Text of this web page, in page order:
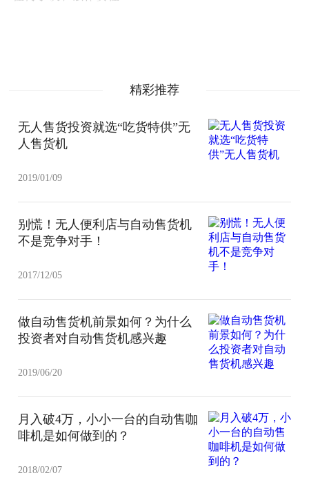
精彩推荐
无人售货投资就选“吃货特供”无
人售货机
2019/01/09
别慌！无人便利店与自动售货机
不是竞争对手！
2017/12/05
做自动售货机前景如何？为什么
投资者对自动售货机感兴趣
2019/06/20
月入破4万，小小一台的自动售咖
啡机是如何做到的？
2018/02/07